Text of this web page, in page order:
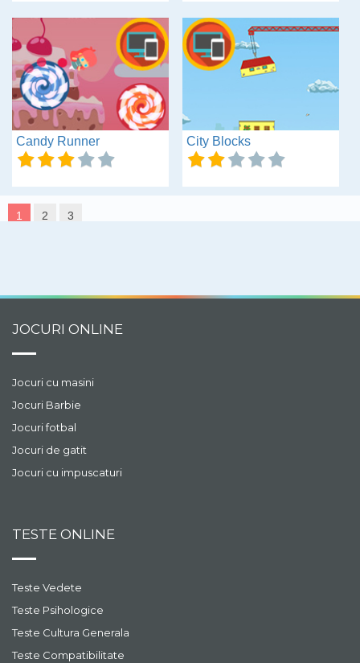
Candy Runner City Blocks
1 2 3
JOCURI ONLINE
Jocuri cu masini
Jocuri Barbie
Jocuri fotbal
Jocuri de gatit
Jocuri cu impuscaturi
TESTE ONLINE
Teste Vedete
Teste Psihologice
Teste Cultura Generala
Teste Compatibilitate